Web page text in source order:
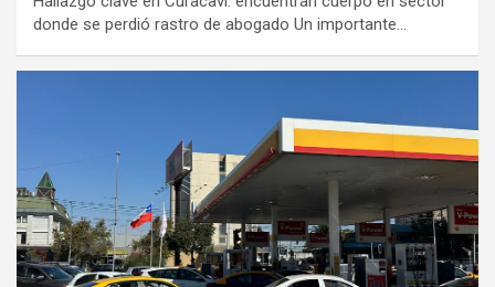
donde se perdió rastro de abogado Un importante…